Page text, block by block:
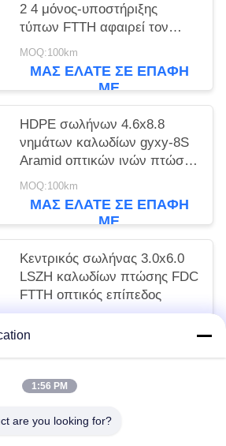
2 4 μόνος-υποστήριξης
τύπων FTTH αφαιρεί τον
πυρήνα το καλώδιο πτώσης
2.0x3.0 LSZH
MOQ:100km
ΜΑΣ ΕΛΆΤΕ ΣΕ ΕΠΑΦΉ
ΜΕ
HDPE σωλήνων 4.6x8.8
νημάτων καλωδίων gyxy-8S
Aramid οπτικών ινών πτώσης
FTTH
MOQ:100km
ΜΑΣ ΕΛΆΤΕ ΣΕ ΕΠΑΦΉ
ΜΕ
Κεντρικός σωλήνας 3.0x6.0
LSZH καλωδίων πτώσης FDC
FTTH οπτικός επίπεδος
ΜΑΣ ΕΛΆΤΕ ΣΕ ΕΠΑΦΉ
ΜΕ
1:56 PM
are you looking for?